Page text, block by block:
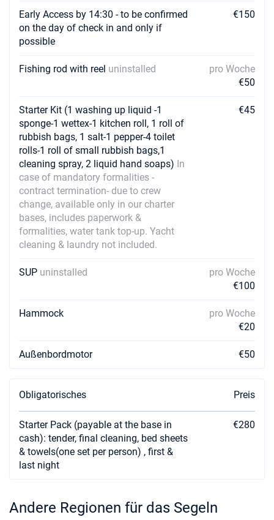
Early Access by 14:30 - to be confirmed
on the day of check in and only if
possible
€150
Fishing rod with reel uninstalled
pro Woche
€50
Starter Kit (1 washing up liquid -1
sponge-1 wettex-1 kitchen roll, 1 roll of
rubbish bags, 1 salt-1 pepper-4 toilet
rolls-1 roll of small rubbish bags,1
cleaning spray, 2 liquid hand soaps) In
case of mandatory formalities -
contract termination- due to crew
change, available only in our charter
bases, includes paperwork &
formalities, water tank top-up. Yacht
cleaning & laundry not included.
€45
SUP uninstalled
pro Woche
€100
Hammock
pro Woche
€20
Außenbordmotor €50
Obligatorisches Preis
Starter Pack (payable at the base in
cash): tender, final cleaning, bed sheets
& towels(one set per person) , first &
last night
€280
Andere Regionen für das Segeln